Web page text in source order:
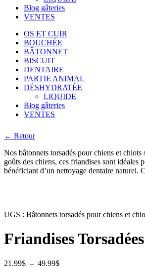
Blog gâteries
VENTES
OS ET CUIR
BOUCHÉE
BÂTONNET
BISCUIT
DENTAIRE
PARTIE ANIMAL
DÉSHYDRATÉE
LIQUIDE
Blog gâteries
VENTES
← Retour
Nos bâtonnets torsadés pour chiens et
goûts des chiens, ces friandises sont
bénéficiant d’un nettoyage dentaire naturel.
UGS : Bâtonnets torsadés pour chiens et
Friandises
21.99$ – 49.99$Plage